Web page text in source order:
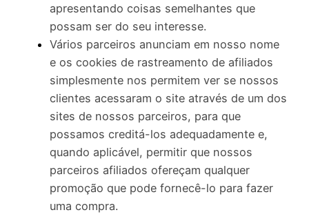
apresentando coisas semelhantes que
possam ser do seu interesse.
Vários parceiros anunciam em nosso nome
e os cookies de rastreamento de afiliados
simplesmente nos permitem ver se nossos
clientes acessaram o site através de um dos
sites de nossos parceiros, para que
possamos creditá-los adequadamente e,
quando aplicável, permitir que nossos
parceiros afiliados ofereçam qualquer
promoção que pode fornecê-lo para fazer
uma compra.